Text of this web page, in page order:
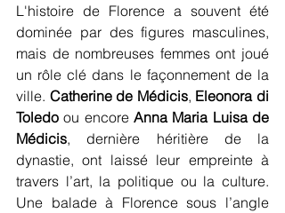
L'histoire de Florence a souvent été
dominée par des figures masculines,
mais de nombreuses femmes ont joué
un rôle clé dans le façonnement de la
ville. Catherine de Médicis, Eleonora di
Toledo ou encore Anna Maria Luisa de
Médicis, dernière héritière de la
dynastie, ont laissé leur empreinte à
travers l’art, la politique ou la culture.
Une balade à Florence sous l’angle